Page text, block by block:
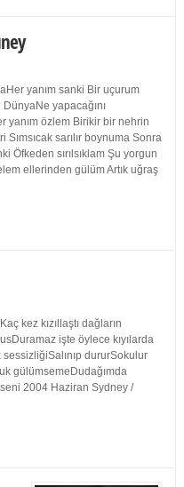
yanım sanki Bir uçurum
DünyaNe yapacağını
yanım özlem Birikir bir nehrin
sarılır boynuma Sonra
Öfkeden sırılsıklam Şu yorgun
ellerinden gülüm Artık uğraş
kez kızıllaştı dağların
işte öylece kıyılarda
dururSokulur
gülümsemeDudağımda
2004 Haziran Sydney /